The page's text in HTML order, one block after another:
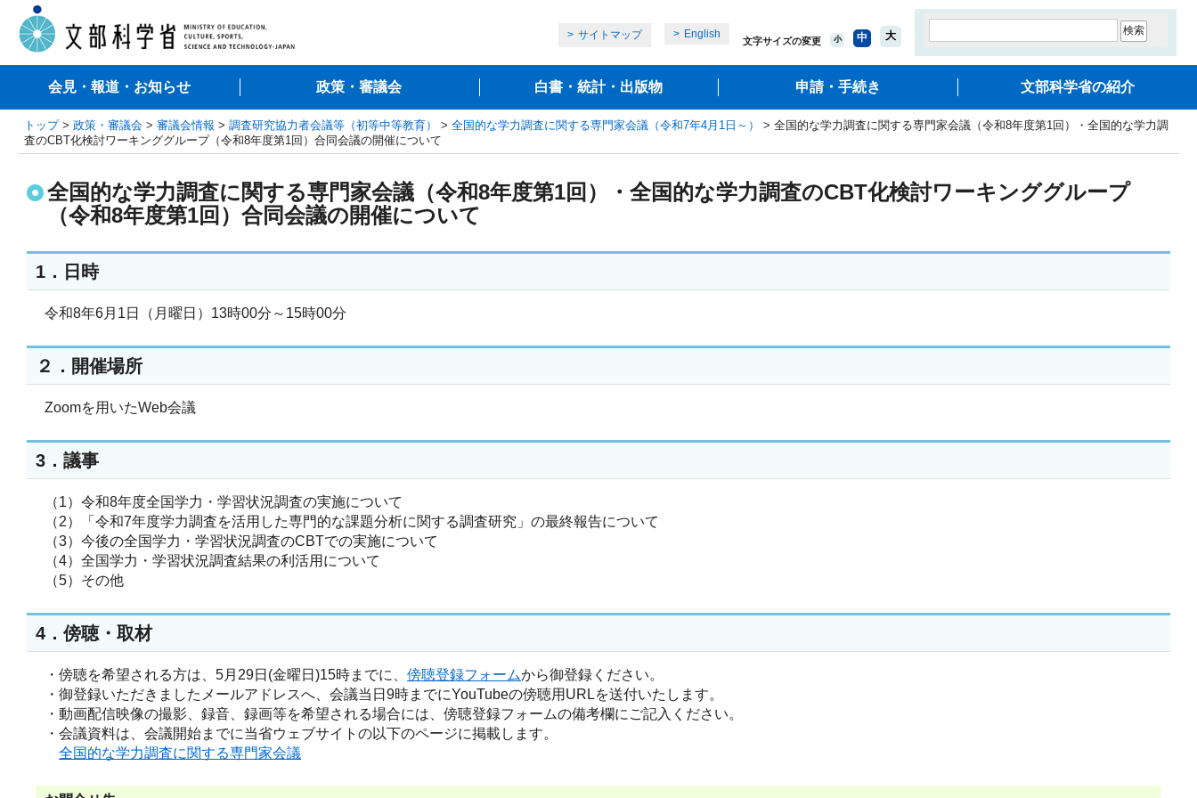
サイトマップ English
文字サイズの変更 小 中 大
会見・報道・お知らせ 政策・審議会 白書・統計・出版物 申請・手続き 文部科学省の紹介
トップ> 政策・審議会 > 審議会情報 > 調査研究協力者会議等（初等中等教育） > 全国的な学力調査に関する専門家会議（令和7年4月1日～）
> 全国的な学力調査に関する専門家会議（令和8年度第1回）・全国的な学力調
査のCBT化検討ワーキンググループ（令和8年度第1回）合同会議の開催について
全国的な学力調査に関する専門家会議（令和8年度第1回）・全国的な学力調査のCBT化検討ワーキンググループ
（令和8年度第1回）合同会議の開催について
1．日時
令和8年6月1日（月曜日）13時00分～15時00分
２．開催場所
Zoomを用いたWeb会議
3．議事
（1） 令和8年度全国学力・学習状況調査の実施について
（2）
「令和7年度学力調査を活用した専門的な課題分析に関する調査研究」の最終報告について
（3） 今後の全国学力・学習状況調査のCBTでの実施について
（4） 全国学力・学習状況調査結果の利活用について
（5） その他
4．傍聴・取材
・傍聴を希望される方は、5月29日(金曜日)15時までに、 傍聴登録フォームから御登録ください。
・御登録いただきましたメールアドレスへ、会議当日9時までにYouTubeの傍聴用URLを送付いたします。
・動画配信映像の撮影、録音、録画等を希望される場合には、傍聴登録フォームの備考欄にご記入ください。
・会議資料は、会議開始までに当省ウェブサイトの以下のページに掲載します。
全国的な学力調査に関する専門家会議